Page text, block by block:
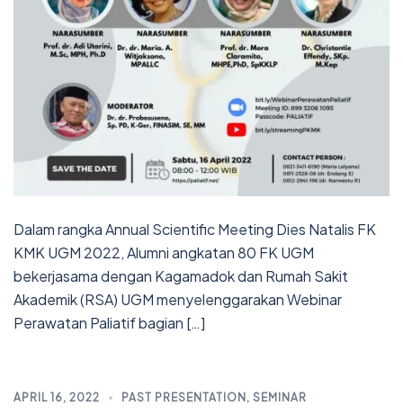
Dalam rangka Annual Scientific Meeting Dies Natalis FK
KMK UGM 2022, Alumni angkatan 80 FK UGM
bekerjasama dengan Kagamadok dan Rumah Sakit
Akademik (RSA) UGM menyelenggarakan Webinar
Perawatan Paliatif bagian […]
APRIL 16, 2022 PAST PRESENTATION, SEMINAR